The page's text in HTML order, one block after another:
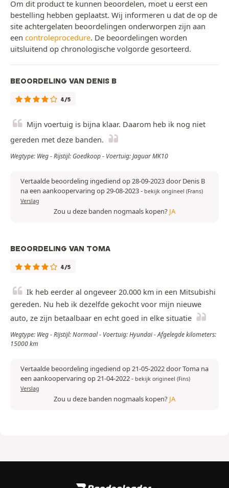
Om dit product te kunnen beoordelen, moet u eerst een
bestelling hebben geplaatst. Wij informeren u dat de op de
site achtergelaten beoordelingen onderworpen zijn aan
een controleprocedure. De beoordelingen worden
uitsluitend op chronologische volgorde gesorteerd.
BEOORDELING VAN DENIS B
4/5
Mijn voertuig is bijna klaar. Daarom heb ik nog niet
gereden met deze banden.
Wegtype: Weg - Rijstijl: Goedkoop - Voertuig: Jaguar MK10
Vertaalde beoordeling ingediend op 28-09-2023 door Denis B
na een aankoopervaring op 29-08-2023- bekijk origineel (Frans)
Verslag
Zou u deze banden nogmaals kopen? JA
BEOORDELING VAN TOMA
4/5
Ik heb eerder al ongeveer 20.000 km in een Mitsubishi
gereden. Nu heb ik dezelfde gekocht voor mijn nieuwe
auto, ze zijn betaalbaar en echt goed in elke situatie
Wegtype: Weg - Rijstijl: Normaal - Voertuig: Hyundai - Afgelegde kilometers:
15000 km
Vertaalde beoordeling ingediend op 21-05-2022 door Toma na
een aankoopervaring op 21-04-2022- bekijk origineel (Fins)
Verslag
Zou u deze banden nogmaals kopen? JA